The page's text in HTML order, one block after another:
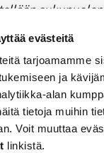
evästeitä
tarjoamamme
ja
alan
tietoja muihin
Voit muuttaa
linkistä.
on suppea